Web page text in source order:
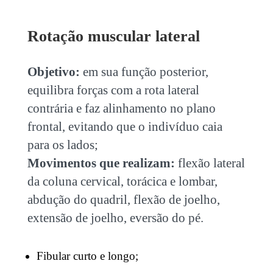
Rotação muscular lateral
Objetivo: em sua função posterior,
equilibra forças com a rota lateral
contrária e faz alinhamento no plano
frontal, evitando que o indivíduo caia
para os lados;
Movimentos que realizam: flexão lateral
da coluna cervical, torácica e lombar,
abdução do quadril, flexão de joelho,
extensão de joelho, eversão do pé.
Fibular curto e longo;